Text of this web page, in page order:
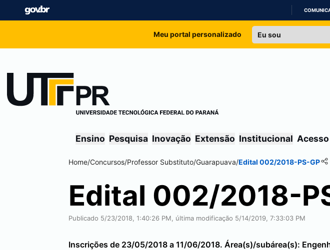
IR
Meu portal personalizado
Ensino Pesquisa Inovação Extensão Institucional
Home/Concursos/Professor Substituto/Guarapuava/Edital 002/2018-PS-GP
Edital 002/2018-
Publicado 5/23/2018, 1:40:26 PM, última modificação 5/14/2019, 7:33:03 PM
Inscrições de 23/05/2018 a 11/06/2018. Área(s)/subárea(s):